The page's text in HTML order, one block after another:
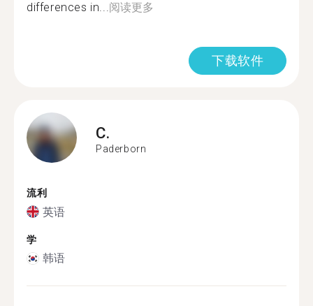
differences in...阅读更多
下载软件
C.
Paderborn
流利
英语
学
韩语